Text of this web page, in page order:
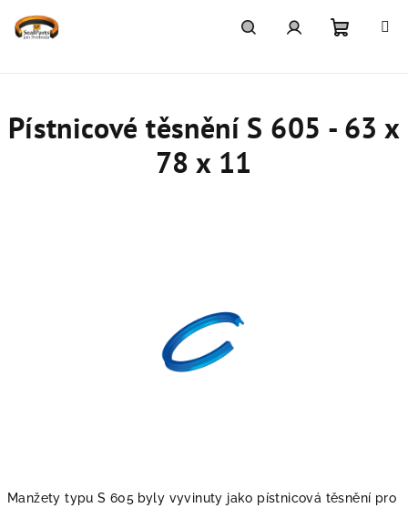
Manžety typu S 605 byly vyvinuty jako pístnicová těsnění pro
Pístnicové těsnění S 605 - 63 x
78 x 11